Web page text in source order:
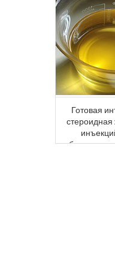
Готовая
стероидная
болденона